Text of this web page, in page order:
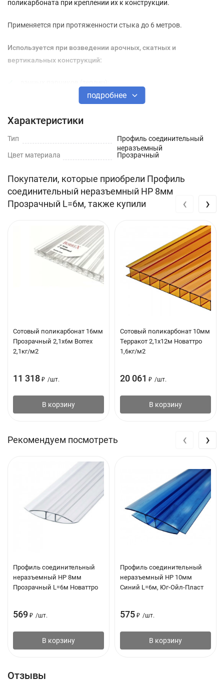
поликарбоната при креплении их к конструкции.
Применяется при протяженности стыка до 6 метров.
Используется при возведении арочных, скатных и
вертикальных конструкций:
террас и других строений с цветной, прозрачной или
Отличается от разъемного аналога меньшей стоимостью и не
Соединительный неразъемный профиль имеет
фиксированную длину 6 метров. Перед применением
стыковочного соединения. Чтобы осуществить стыковку,
поликарбонатные панели заводятся в специальные пазы
профиля. При этом выдерживается термический зазор в 3-3,5
Размер паза должен соответствовать толщине используемой
панели. На соответствие указывает последняя цифра
Одновременно с этим рекомендуется подбирать материалы
схожей цветовой гаммы. Чтобы не допустить попадание
подробнее
Характеристики
Тип
Профиль соединительный
неразъемный
Цвет материала
Прозрачный
Покупатели, которые приобрели Профиль
соединительный неразъемный НР 8мм
Прозрачный L=6м, также купили
Сотовый поликарбонат 16мм
Прозрачный 2,1х6м Borrex
2,1кг/м2
11 318 ₽ /шт.
В корзину
Сотовый поликарбонат 10мм
Терракот 2,1х12м Новаттро
1,6кг/м2
20 061 ₽ /шт.
В корзину
‹ ›
Рекомендуем посмотреть
Профиль соединительный
неразъемный НР 8мм
Прозрачный L=6м Новаттро
569 ₽ /шт.
В корзину
Профиль соединительный
неразъемный НР 10мм
Синий L=6м, Юг-Ойл-Пласт
575 ₽ /шт.
В корзину
‹ ›
Отзывы